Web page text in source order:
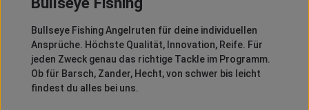
Bullseye Fishing Angelruten für deine individuellen
Ansprüche. Höchste Qualität, Innovation, Reife. Für
jeden Zweck genau das richtige Tackle im Programm.
Ob für Barsch, Zander, Hecht, von schwer bis leicht
findest du alles bei uns.